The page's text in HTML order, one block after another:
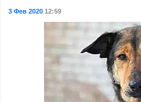
3 Фев 202012:59